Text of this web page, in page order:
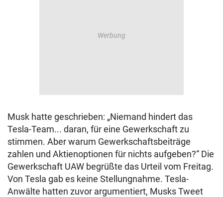
Musk hatte geschrieben: „Niemand hindert das
Tesla-Team... daran, für eine Gewerkschaft zu
stimmen. Aber warum Gewerkschaftsbeiträge
zahlen und Aktienoptionen für nichts aufgeben?“ Die
Gewerkschaft UAW begrüßte das Urteil vom Freitag.
Von Tesla gab es keine Stellungnahme. Tesla-
Anwälte hatten zuvor argumentiert, Musks Tweet